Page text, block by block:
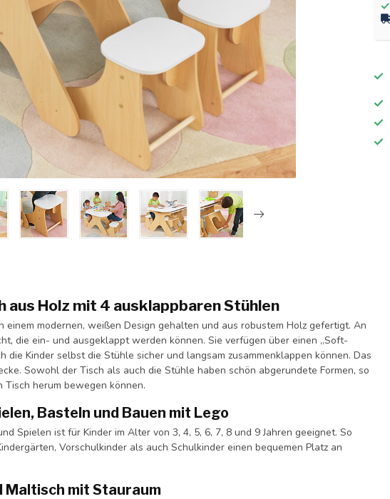
aus Holz mit 4 ausklappbaren Stühlen
einem modernen, weißen Design gehalten und aus robustem Holz gefertigt. An
die ein- und ausgeklappt werden können. Sie verfügen über einen „Soft-
die Kinder selbst die Stühle sicher und langsam zusammenklappen können. Das
Sowohl der Tisch als auch die Stühle haben schön abgerundete Formen, so
Tisch herum bewegen können.
Basteln und Bauen mit Lego
Spielen ist für Kinder im Alter von 3, 4, 5, 6, 7, 8 und 9 Jahren geeignet. So
Vorschulkinder als auch Schulkinder einen bequemen Platz an
mit Stauraum